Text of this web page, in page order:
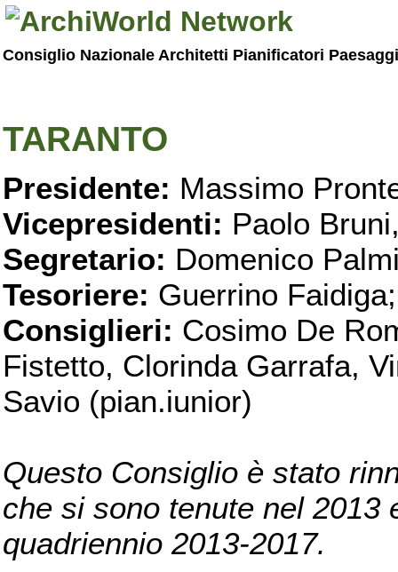
Consiglio Nazionale Architetti Pianificatori
TARANTO
Presidente: Massimo
Vicepresidenti: Paolo
Segretario: Domenico
Tesoriere: Guerrino Faidiga;
Consiglieri: Cosimo De
Fistetto, Clorinda Garrafa,
Savio (pian.iunior)
Questo Consiglio è stato
che si sono tenute nel 2013
quadriennio 2013-2017.